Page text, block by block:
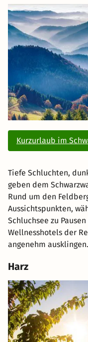
Kurzurlaub im
Tiefe Schluchten,
geben dem
Rund um den
Aussichtspunkten,
Schluchsee zu
Wellnesshotels der
angenehm ausklingen.
Harz